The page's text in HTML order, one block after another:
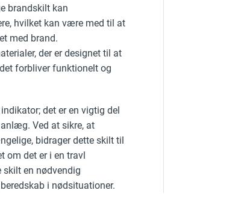
brandskilt kan
hvilket kan være med til at
med brand.
der er designet til at
forbliver funktionelt og
det er en vigtig del
Ved at sikre, at
bidrager dette skilt til
om det er i en travl
skilt en nødvendig
i nødsituationer.